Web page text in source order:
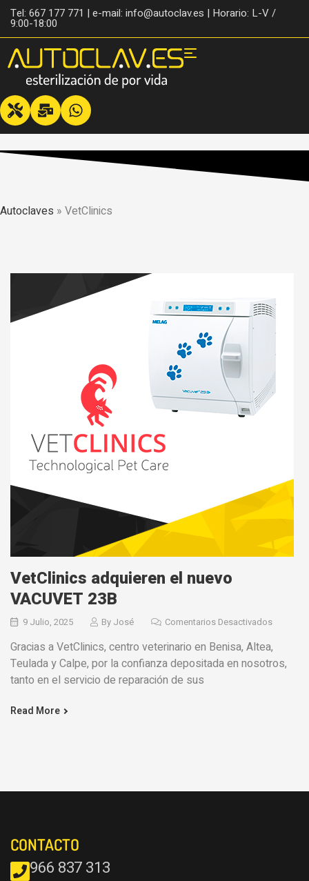
Tel: 667 177 771 | e-mail: info@autoclav.es | Horario: L-V /
9:00-18:00
Autoclaves » VetClinics
VetClinics adquieren el nuevo
VACUVET 23B
9 Julio, 2025 By José Comentarios Desactivados
Gracias a VetClinics, centro veterinario en Benisa, Altea,
Teulada y Calpe, por la confianza depositada en nosotros,
tanto en el servicio de reparación de sus
Read More
CONTACTO
966 837 313